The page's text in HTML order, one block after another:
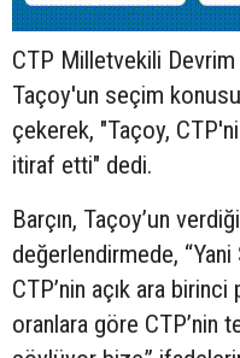
CTP Milletvekili
Taçoy'un seçim
çekerek, "Taçoy,
itiraf etti" dedi.
Barçın, Taçoy’un
değerlendirmede,
CTP’nin açık ara
oranlara göre CTP’nin